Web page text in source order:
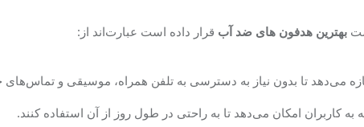
بهترین هدفون های ضد آب قرار داده است عبارت‌اند از:
می‌دهد تا بدون نیاز به دسترسی به تلفن همراه، موسیقی و تماس‌های
کاربران امکان می‌دهد تا به راحتی در طول روز از آن استفاده کنند.